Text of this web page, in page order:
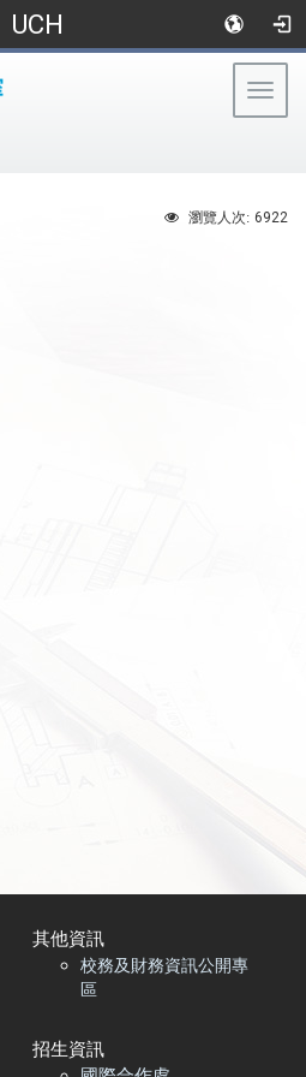
UCH
瀏覽人次: 6922
其他資訊
校務及財務資訊公開專
區
招生資訊